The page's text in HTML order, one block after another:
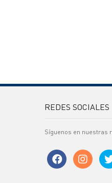
REDES SOCIALES
Síguenos en nuestras